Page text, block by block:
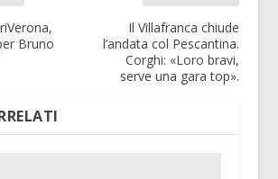
Bruno
Il Villafranca chiude
l’andata col Pescantina.
Corghi: «Loro bravi,
serve una gara top».